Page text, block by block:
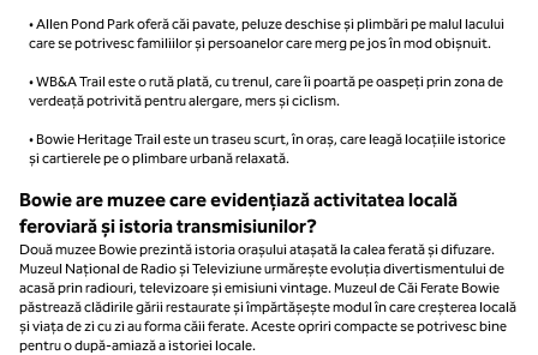
• Allen Pond Park oferă căi pavate, peluze deschise și plimbări pe malul lacului
care se potrivesc familiilor și persoanelor care merg pe jos în mod obișnuit.
• WB&A Trail este o rută plată, cu trenul, care îi poartă pe oaspeți prin zona de
verdeață potrivită pentru alergare, mers și ciclism.
• Bowie Heritage Trail este un traseu scurt, în oraș, care leagă locațiile istorice
și cartierele pe o plimbare urbană relaxată.
Bowie are muzee care evidențiază activitatea locală
feroviară și istoria transmisiunilor?
Două muzee Bowie prezintă istoria orașului atașată la calea ferată și difuzare.
Muzeul Național de Radio și Televiziune urmărește evoluția divertismentului de
acasă prin radiouri, televizoare și emisiuni vintage. Muzeul de Căi Ferate Bowie
păstrează clădirile gării restaurate și împărtășește modul în care creșterea locală
și viața de zi cu zi au forma căii ferate. Aceste opriri compacte se potrivesc bine
pentru o după-amiază a istoriei locale.